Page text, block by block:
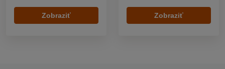
Zobraziť Zobraziť